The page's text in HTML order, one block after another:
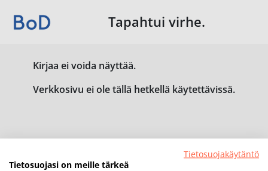
Tapahtui virhe.
Kirjaa ei voida näyttää.
Verkkosivu ei ole tällä hetkellä käytettävissä.
Tietosuojakäytäntö
Tietosuojasi on meille tärkeä